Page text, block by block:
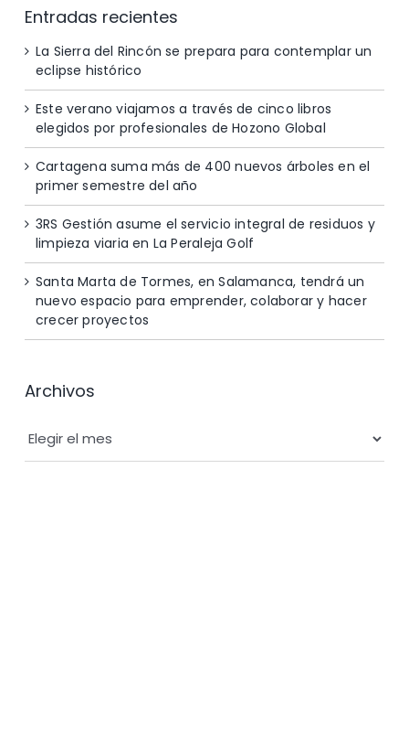
Entradas recientes
La Sierra del Rincón se prepara para contemplar un
eclipse histórico
Este verano viajamos a través de cinco libros
elegidos por profesionales de Hozono Global
Cartagena suma más de 400 nuevos árboles en el
primer semestre del año
3RS Gestión asume el servicio integral de residuos y
limpieza viaria en La Peraleja Golf
Santa Marta de Tormes, en Salamanca, tendrá un
nuevo espacio para emprender, colaborar y hacer
crecer proyectos
Archivos